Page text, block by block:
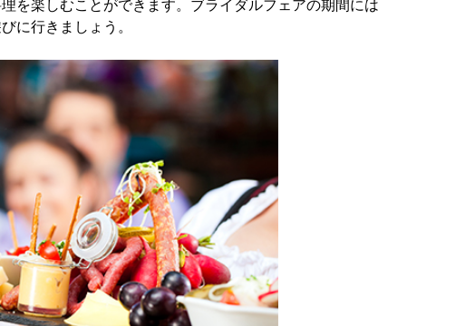
を楽しむことができます。ブライダルフェアの期間には
に行きましょう。